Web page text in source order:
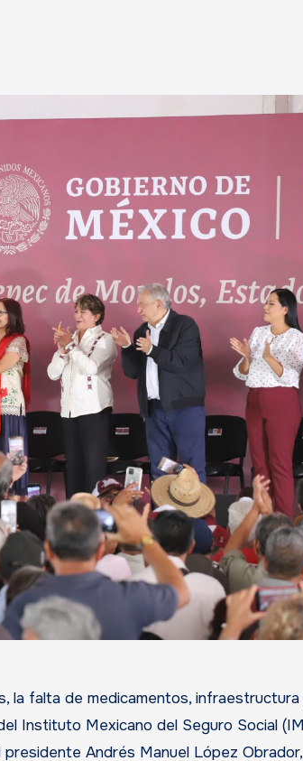
la falta de medicamentos, infraestructura
Instituto Mexicano del Seguro Social
Andrés Manuel López Obrador,